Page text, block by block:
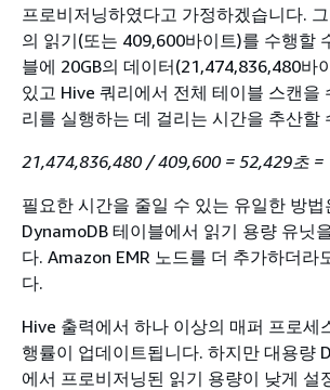
프로비저닝하였다고 가정하겠습니다.
의 읽기(또는 409,600바이트)를 수행할
블에 20GB의 데이터(21,474,836,480바
있고 Hive 쿼리에서 전체 테이블 스캔을
리를 실행하는 데 걸리는 시간을 추산할
21,474,836,480 / 409,600 = 52,429초 =
필요한 시간을 줄일 수 있는 유일한 방법
DynamoDB 테이블에서 읽기 용량 유닛
다. Amazon EMR 노드를 더 추가하더라
다.
Hive 출력에서 하나 이상의 매퍼 프로세
행률이 업데이트됩니다. 하지만 대용량
에서 프로비저닝된 읽기 용량이 낮게 설